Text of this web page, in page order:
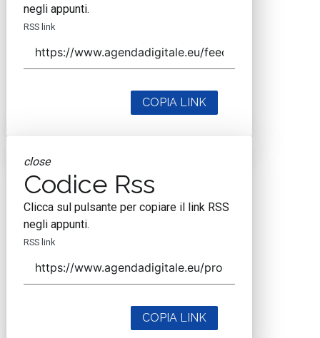
negli appunti.
RSS link
COPIA LINK
close
Codice Rss
Clicca sul pulsante per copiare il link RSS
negli appunti.
RSS link
COPIA LINK